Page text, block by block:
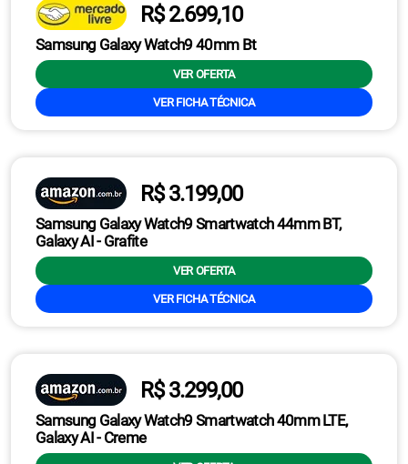
R$ 2.699,10
Samsung Galaxy Watch9 40mm Bt
VER OFERTA
VER FICHA TÉCNICA
R$ 3.199,00
Samsung Galaxy Watch9 Smartwatch 44mm BT,
Galaxy AI - Grafite
VER OFERTA
VER FICHA TÉCNICA
R$ 3.299,00
Samsung Galaxy Watch9 Smartwatch 40mm LTE,
Galaxy AI - Creme